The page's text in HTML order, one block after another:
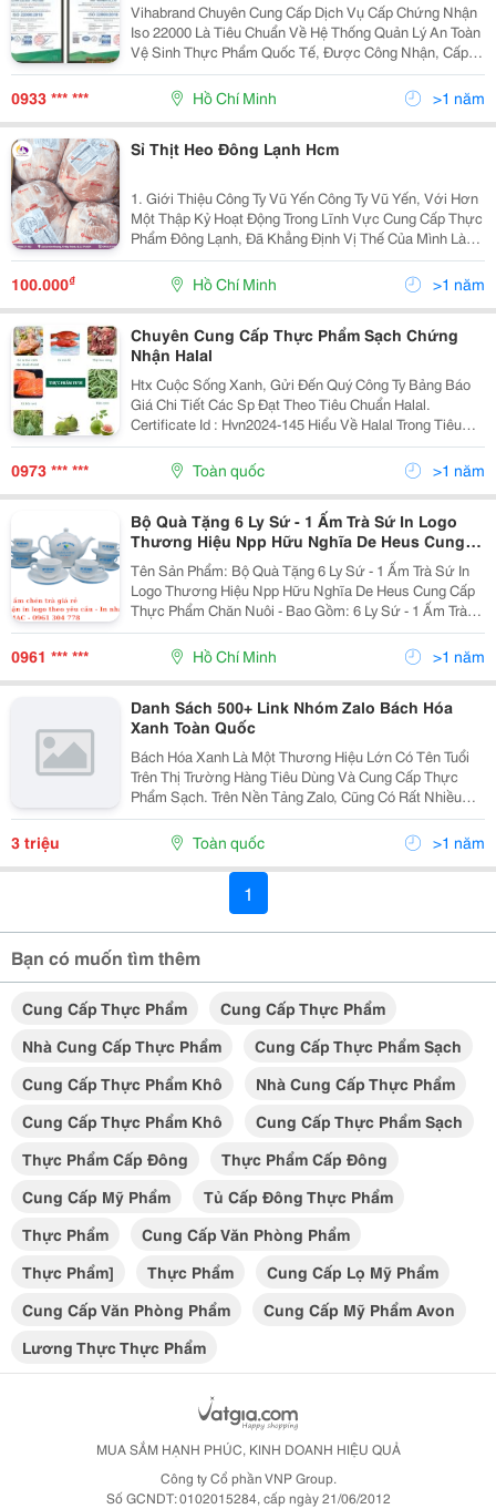
Vihabrand Chuyên Cung Cấp Dịch Vụ Cấp Chứng Nhận
Iso 22000 Là Tiêu Chuẩn Về Hệ Thống Quản Lý An Toàn
Vệ Sinh Thực Phẩm Quốc Tế, Được Công Nhận, Cấp
Phép Và Có Giá Trị Trên Phạm Vi Toàn Cầu. Một Doanh
Nghiệp Trong Chuỗi Cung Cấp Thực Phẩm Áp Dụng
0933 *** *** Hồ Chí Minh >1 năm
Sỉ Thịt Heo Đông Lạnh Hcm
1. Giới Thiệu Công Ty Vũ Yến Công Ty Vũ Yến, Với Hơn
Một Thập Kỷ Hoạt Động Trong Lĩnh Vực Cung Cấp Thực
Phẩm Đông Lạnh, Đã Khẳng Định Vị Thế Của Mình Là
Một Trong Những Nhà Cung Cấp Sỉ Đáng Tin Cậy Tại
Khu Vực Miền Nam. Vũ Yến Chuyên Cung Cấp Các
100.000₫ Hồ Chí Minh >1 năm
Chuyên Cung Cấp Thực Phẩm Sạch Chứng
Nhận Halal
Htx Cuộc Sống Xanh, Gửi Đến Quý Công Ty Bảng Báo
Giá Chi Tiết Các Sp Đạt Theo Tiêu Chuẩn Halal.
Certificate Id : Hvn2024-145 Hiểu Về Halal Trong Tiêu
Thụ Thực Phẩm - Giết Mổ Theo Luật Islam,Các Vật
Dụng Cũ Bếp Dùng Phải Vệ Sinh...
0973 *** *** Toàn quốc >1 năm
Bộ Quà Tặng 6 Ly Sứ - 1 Ấm Trà Sứ In Logo
Thương Hiệu Npp Hữu Nghĩa De Heus Cung
Cấp Thực Phẩm Chăn Nuôi
Tên Sản Phẩm: Bộ Quà Tặng 6 Ly Sứ - 1 Ấm Trà Sứ In
Logo Thương Hiệu Npp Hữu Nghĩa De Heus Cung Cấp
Thực Phẩm Chăn Nuôi - Bao Gồm: 6 Ly Sứ - 1 Ấm Trà
Sứ In Logo Thương Hiệu Npp Hữu Nghĩa De Heus Cung
Cấp Thực Phẩm Chăn Nuôi - 6 Đĩa Sứ Nhỏ - Màu...
0961 *** *** Hồ Chí Minh >1 năm
Danh Sách 500+ Link Nhóm Zalo Bách Hóa
Xanh Toàn Quốc
Bách Hóa Xanh Là Một Thương Hiệu Lớn Có Tên Tuổi
Trên Thị Trường Hàng Tiêu Dùng Và Cung Cấp Thực
Phẩm Sạch. Trên Nền Tảng Zalo, Cũng Có Rất Nhiều
Nhóm Zalo Bách Hóa Xanh Được Lập Ra Nhằm Chia
Sẻ Chương Trình Khuyến Mãi, Cập Nhật Mặt Hàng Mới.
Do Nhu...
3 triệu Toàn quốc >1 năm
1
Bạn có muốn tìm thêm
Cung Cấp Thực Phẩm
Cung Cấp Thực Phẩm
Nhà Cung Cấp Thực Phẩm
Cung Cấp Thực Phẩm Sạch
Cung Cấp Thực Phẩm Khô
Nhà Cung Cấp Thực Phẩm
Cung Cấp Thực Phẩm Khô
Cung Cấp Thực Phẩm Sạch
Thực Phẩm Cấp Đông
Thực Phẩm Cấp Đông
Cung Cấp Mỹ Phẩm
Tủ Cấp Đông Thực Phẩm
Thực Phẩm
Cung Cấp Văn Phòng Phẩm
Thực Phẩm]
Thực Phẩm
Cung Cấp Lọ Mỹ Phẩm
Cung Cấp Văn Phòng Phẩm
Cung Cấp Mỹ Phẩm Avon
Lương Thực Thực Phẩm
MUA SẮM HẠNH PHÚC, KINH DOANH HIỆU QUẢ
Công ty Cổ phần VNP Group.
Số GCNDT: 0102015284, cấp ngày 21/06/2012